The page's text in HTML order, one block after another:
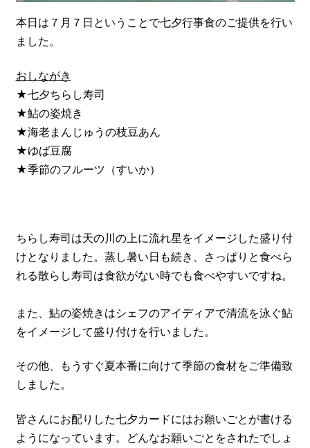
本日は７月７日ということで七夕行事食のご提供を行い
ました。
おしながき
★七夕ちらし寿司
★鮎の姿焼き
★海老まんじゅうの枝豆あん
★ゆば豆腐
★季節のフルーツ（すいか）
ちらし寿司は天の川の上に流れ星をイメージした盛り付
けとなりました。蒸し暑い日も続き、さっぱりと食べら
れる散らし寿司は食欲がない時でも食べやすいですね。
また、鮎の姿焼きはシェフのアイディアで清流を泳ぐ鮎
をイメージして盛り付けを行いました。
その他、もうすぐ夏本番に向けて季節の食材をご準備致
しました。
皆さんにお配りした七夕カードにはお願いごとが書ける
ようになっています。どんなお願いごとをされたでしょ